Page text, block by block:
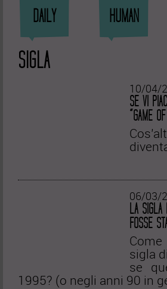
DAILY HUMAN
SIGLA
10/04/
SE VI
“GAME
06/03/
LA SIGLA
FOSSE
sigla
se
1995? (o negli anni 90 in